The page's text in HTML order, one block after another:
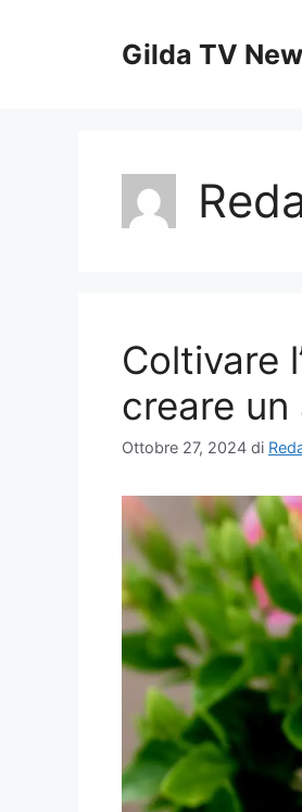
Gilda TV
Coltivare
creare
Ottobre 27, 2024 di